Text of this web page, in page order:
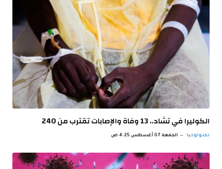
الكوليرا في تشاد.. 13 وفاة والإصابات تقترب من 240
تكنولوجيا الجمعة 07 أغسطس 4:25 ص